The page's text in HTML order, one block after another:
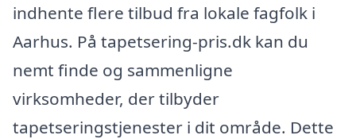
indhente flere tilbud fra lokale fagfolk i
Aarhus. På tapetsering-pris.dk kan du
nemt finde og sammenligne
virksomheder, der tilbyder
tapetseringstjenester i dit område. Dette